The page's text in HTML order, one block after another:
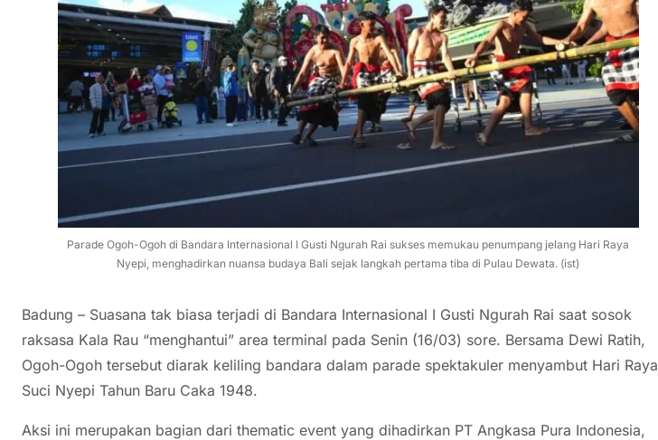
Parade Ogoh-Ogoh di Bandara Internasional I Gusti Ngurah Rai sukses memukau penumpang jelang Hari Raya
Nyepi, menghadirkan nuansa budaya Bali sejak langkah pertama tiba di Pulau Dewata. (ist)
Badung – Suasana tak biasa terjadi di Bandara Internasional I Gusti Ngurah Rai saat sosok
raksasa Kala Rau “menghantui” area terminal pada Senin (16/03) sore. Bersama Dewi Ratih,
Ogoh-Ogoh tersebut diarak keliling bandara dalam parade spektakuler menyambut Hari Raya
Suci Nyepi Tahun Baru Caka 1948.
Aksi ini merupakan bagian dari thematic event yang dihadirkan PT Angkasa Pura Indonesia,